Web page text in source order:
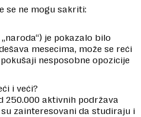
se ne mogu sakriti:
je pokazalo bilo
mesecima, može se reći
nesposobne opozicije
i veći?
250.000 aktivnih podržava
zainteresovani da studiraju i